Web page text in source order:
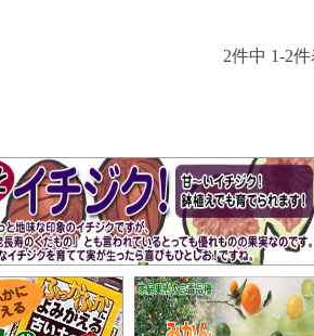
2件中 1-2件